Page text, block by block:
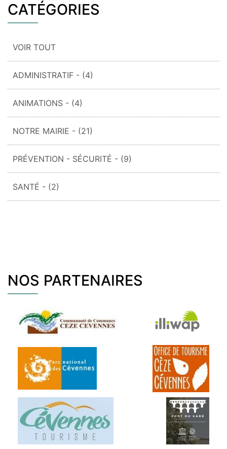
CATÉGORIES
VOIR TOUT
ADMINISTRATIF - (4)
ANIMATIONS - (4)
NOTRE MAIRIE - (21)
PRÉVENTION - SÉCURITÉ - (9)
SANTÉ - (2)
NOS PARTENAIRES